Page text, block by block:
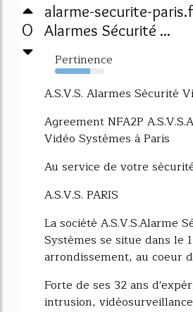
0
alarme-securite-
Alarmes Sécurité ...
Pertinence
72%
A.S.V.S. Alarmes Sécurité
Agreement NFA2P
Vidéo Systèmes à Paris
Au service de votre
A.S.V.S. PARIS
La société A.S.V.S.Alarme
Systèmes se situe dans le
arrondissement, au coeur
Forte de ses 32 ans
intrusion,